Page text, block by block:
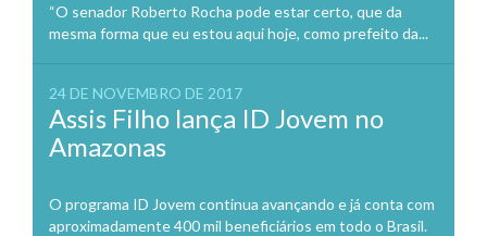
“O senador Roberto Rocha pode estar certo, que da
mesma forma que eu estou aqui hoje, como prefeito da...
24 DE NOVEMBRO DE 2017
Assis Filho lança ID Jovem no
Amazonas
O programa ID Jovem continua avançando e já conta com
aproximadamente 400 mil beneficiários em todo o Brasil.